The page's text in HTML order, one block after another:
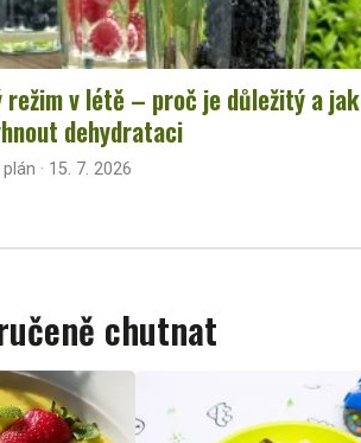
režim v létě – proč je důležitý a jak
dehydrataci
· 15. 7. 2026
chutnat